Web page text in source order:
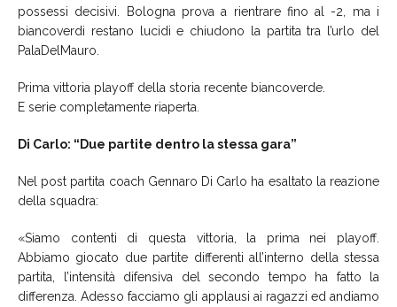
possessi decisivi. Bologna prova a rientrare fino al -2, ma i
biancoverdi restano lucidi e chiudono la partita tra l’urlo del
PalaDelMauro.
Prima vittoria playoff della storia recente biancoverde.
E serie completamente riaperta.
Di Carlo: “Due partite dentro la stessa gara”
Nel post partita coach Gennaro Di Carlo ha esaltato la reazione
della squadra:
«Siamo contenti di questa vittoria, la prima nei playoff.
Abbiamo giocato due partite differenti all’interno della stessa
partita, l’intensità difensiva del secondo tempo ha fatto la
differenza. Adesso facciamo gli applausi ai ragazzi ed andiamo